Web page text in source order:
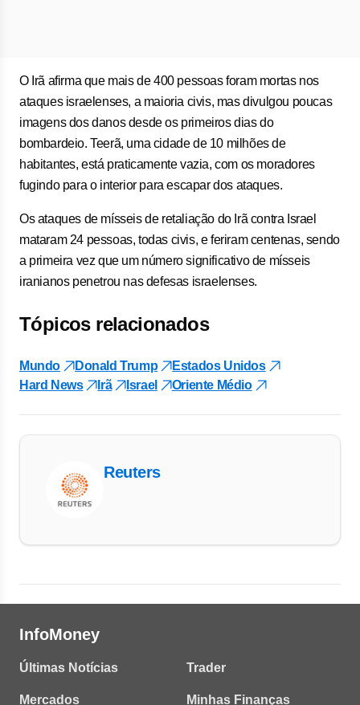
O Irã afirma que mais de 400 pessoas foram mortas nos
ataques israelenses, a maioria civis, mas divulgou poucas
imagens dos danos desde os primeiros dias do
bombardeio. Teerã, uma cidade de 10 milhões de
habitantes, está praticamente vazia, com os moradores
fugindo para o interior para escapar dos ataques.
Os ataques de mísseis de retaliação do Irã contra Israel
mataram 24 pessoas, todas civis, e feriram centenas, sendo
a primeira vez que um número significativo de mísseis
iranianos penetrou nas defesas israelenses.
Tópicos relacionados
Mundo Donald Trump
Estados Unidos
Hard News
Irã Israel Oriente Médio
Reuters
InfoMoney
Últimas Notícias
Mercados
Trader
Minhas Finanças